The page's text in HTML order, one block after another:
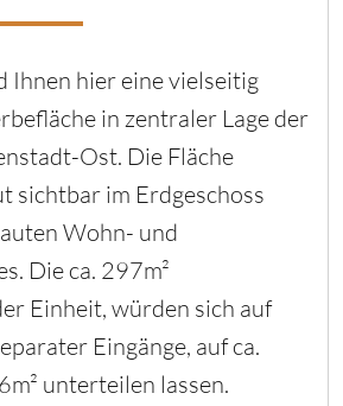
Ihnen hier eine vielseitig
in zentraler Lage der
Ost. Die Fläche
sichtbar im Erdgeschoss
Wohn- und
Die ca. 297m²
Einheit, würden sich auf
Eingänge, auf ca.
unterteilen lassen.